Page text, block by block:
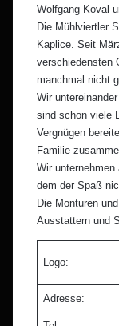
Wolfgang Koval
Die Mühlviertler
Kaplice. Seit
verschiedensten
manchmal nicht
Wir
sind schon viele
Vergnügen
Familie
Wir
dem der Spaß
Die Monturen
Ausstattern und
Logo:
Adresse: